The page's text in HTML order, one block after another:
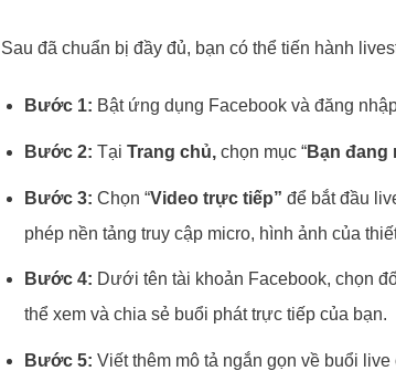
Sau đã chuẩn bị đầy đủ, bạn có thể tiến hành
Bước 1: Bật ứng dụng Facebook và đăng
Bước 2: Tại Trang chủ, chọn mục “Bạn đang
Bước 3: Chọn “Video trực tiếp” để bắt đầu
phép nền tảng truy cập micro, hình ảnh của
Bước 4: Dưới tên tài khoản Facebook, chọn
thể xem và chia sẻ buổi phát trực tiếp của bạn.
Bước 5: Viết thêm mô tả ngắn gọn về buổi